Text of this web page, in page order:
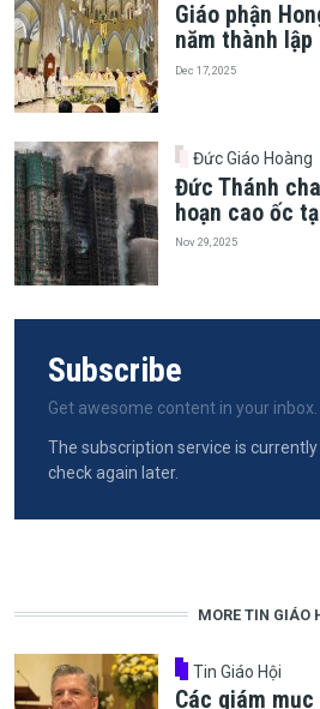
Giáo phận
năm thành lập
Dec 17, 2025
Đức Giáo Hoàng
Đức Thánh
hoạn cao ốc
Nov 29, 2025
Subscribe
Get awesome content in your inbox.
The subscription service is
check again later.
MORE TIN GIÁO
Tin Giáo Hội
Các giám